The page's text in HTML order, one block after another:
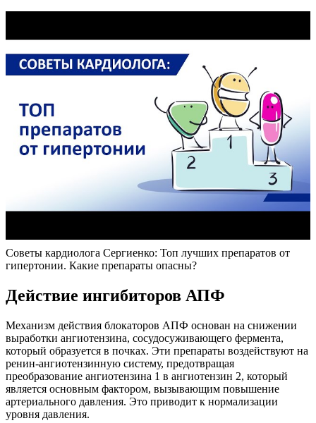
Советы кардиолога Сергиенко: Топ лучших препаратов от
гипертонии. Какие препараты опасны?
Действие ингибиторов АПФ
Механизм действия блокаторов АПФ основан на снижении
выработки ангиотензина, сосудосуживающего фермента,
который образуется в почках. Эти препараты воздействуют на
ренин-ангиотензинную систему, предотвращая
преобразование ангиотензина 1 в ангиотензин 2, который
является основным фактором, вызывающим повышение
артериального давления. Это приводит к нормализации
уровня давления.